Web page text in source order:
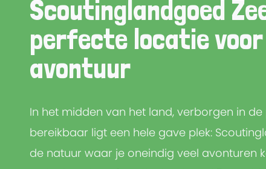
Scoutinglandgoed
perfecte locatie
avontuur
In het midden van het land, verborgen in
bereikbaar ligt een hele gave plek:
de natuur waar je oneindig veel avonturen